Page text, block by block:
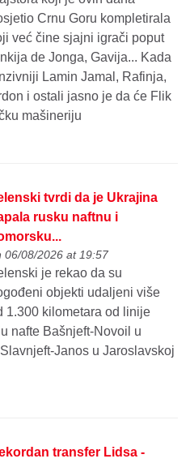
Crnu Goru kompletirala
već čine sjajni igrači poput
de Jonga, Gavija... Kada
Lamin Jamal, Rafinja,
i ostali jasno je da će Flik
mašineriju
tvrdi da je Ukrajina
rusku naftnu i
06/08/2026 at 19:57
je rekao da su
objekti udaljeni više
1.300 kilometara od linije
nafte Bašnjeft-Novoil u
Janos u Jaroslavskoj
transfer Lidsa -